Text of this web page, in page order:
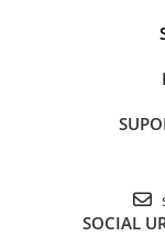
Dezvoltare
Psihologie și
Parenting și
Sănătate și stil de
SOCIAL